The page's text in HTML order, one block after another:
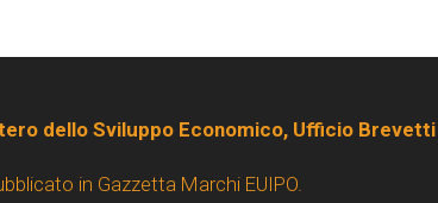
dello Sviluppo Economico, Ufficio
in Gazzetta Marchi EUIPO.